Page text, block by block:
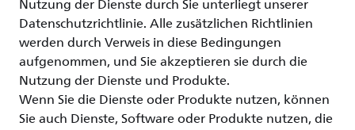
Nutzung der Dienste durch Sie unterliegt unserer
Datenschutzrichtlinie. Alle zusätzlichen Richtlinien
werden durch Verweis in diese Bedingungen
aufgenommen, und Sie akzeptieren sie durch die
Nutzung der Dienste und Produkte.
Wenn Sie die Dienste oder Produkte nutzen, können
Sie auch Dienste, Software oder Produkte nutzen, die